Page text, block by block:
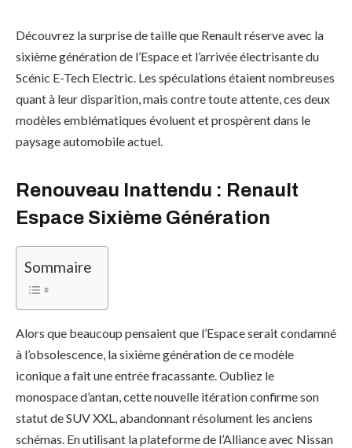
Découvrez la surprise de taille que Renault réserve avec la
sixième génération de l’Espace et l’arrivée électrisante du
Scénic E-Tech Electric. Les spéculations étaient nombreuses
quant à leur disparition, mais contre toute attente, ces deux
modèles emblématiques évoluent et prospèrent dans le
paysage automobile actuel.
Renouveau Inattendu : Renault
Espace Sixième Génération
Sommaire
Alors que beaucoup pensaient que l’Espace serait condamné
à l’obsolescence, la sixième génération de ce modèle
iconique a fait une entrée fracassante. Oubliez le
monospace d’antan, cette nouvelle itération confirme son
statut de SUV XXL, abandonnant résolument les anciens
schémas. En utilisant la plateforme de l’Alliance avec Nissan